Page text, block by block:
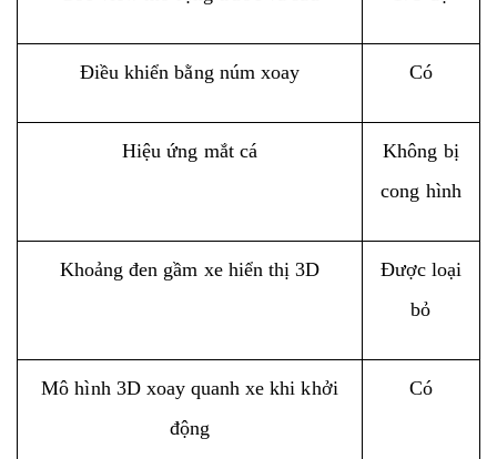
Điều khiển bằng núm xoay Có
Hiệu ứng mắt cá
Không bị
cong hình
Khoảng đen gầm xe hiển thị 3D
Được loại
bỏ
Mô hình 3D xoay quanh xe khi khởi
động
Có